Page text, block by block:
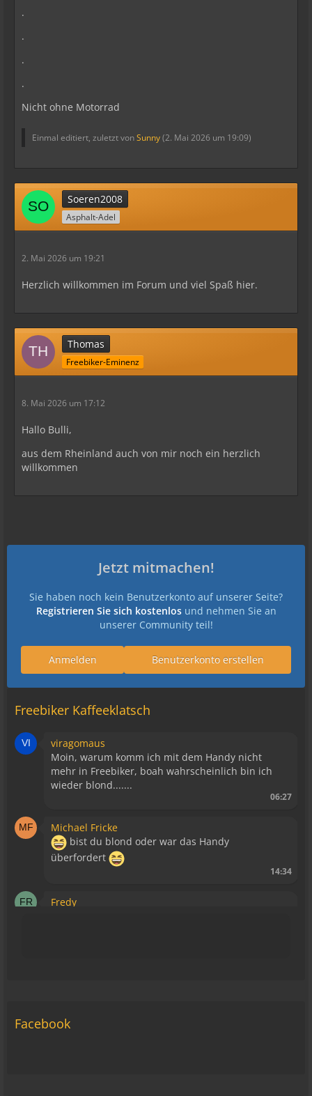
.
.
.
.
Nicht ohne Motorrad
Einmal editiert, zuletzt vonSunny(2. Mai 2026 um 19:09)
Soeren2008
Asphalt-Adel
2. Mai 2026 um 19:21
Herzlich willkommen im Forum und viel Spaß hier.
Thomas
Freebiker-Eminenz
8. Mai 2026 um 17:12
Hallo Bulli,
aus dem Rheinland auch von mir noch ein herzlich
willkommen
Jetzt mitmachen!
Sie haben noch kein Benutzerkonto auf unserer Seite?
Registrieren Sie sich kostenlosund nehmen Sie an
unserer Community teil!
Benutzerkonto erstellen
Anmelden
Freebiker Kaffeeklatsch
viragomaus
Moin, warum komm ich mit dem Handy nicht
mehr in Freebiker, boah wahrscheinlich bin ich
wieder blond.......
06:27
Michael Fricke
bist du blond oder war das Handy
überfordert
14:34
Fredy
viragomaus
Facebook